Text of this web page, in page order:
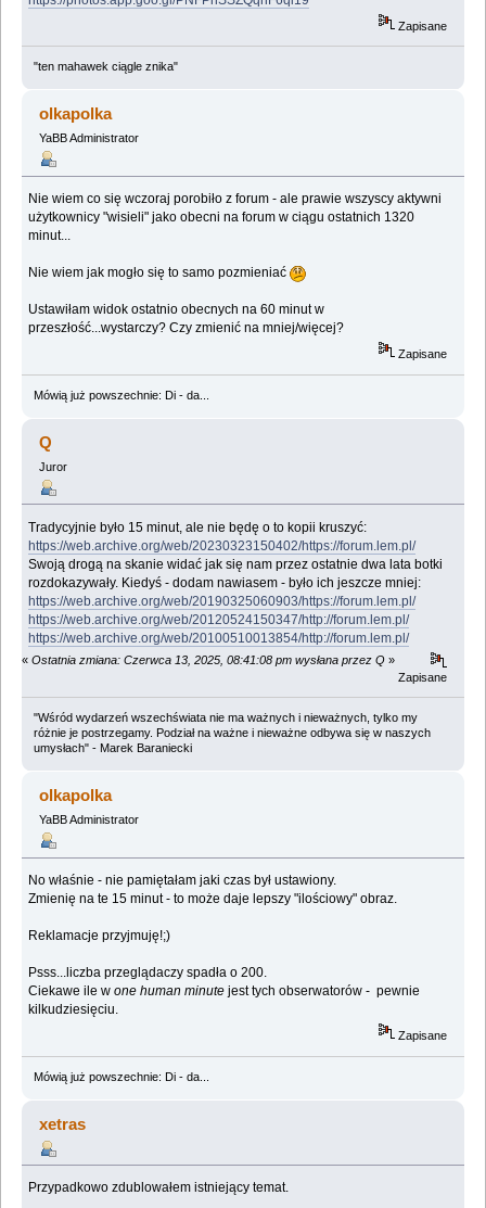
Zapisane
"ten mahawek ciągle znika"
olkapolka
YaBB Administrator
Nie wiem co się wczoraj porobiło z forum - ale prawie wszyscy aktywni
użytkownicy "wisieli" jako obecni na forum w ciągu ostatnich 1320
minut...
Nie wiem jak mogło się to samo pozmieniać
Ustawiłam widok ostatnio obecnych na 60 minut w
przeszłość...wystarczy? Czy zmienić na mniej/więcej?
Zapisane
Mówią już powszechnie: Di - da...
Q
Juror
Tradycyjnie było 15 minut, ale nie będę o to kopii kruszyć:
https://web.archive.org/web/20230323150402/https://forum.lem.pl/
Swoją drogą na skanie widać jak się nam przez ostatnie dwa lata botki
rozdokazywały. Kiedyś - dodam nawiasem - było ich jeszcze mniej:
https://web.archive.org/web/20190325060903/https://forum.lem.pl/
https://web.archive.org/web/20120524150347/http://forum.lem.pl/
https://web.archive.org/web/20100510013854/http://forum.lem.pl/
« Ostatnia zmiana: Czerwca 13, 2025, 08:41:08 pm wysłana przez Q »
Zapisane
"Wśród wydarzeń wszechświata nie ma ważnych i nieważnych, tylko my
różnie je postrzegamy. Podział na ważne i nieważne odbywa się w naszych
umysłach" - Marek Baraniecki
olkapolka
YaBB Administrator
No właśnie - nie pamiętałam jaki czas był ustawiony.
Zmienię na te 15 minut - to może daje lepszy "ilościowy" obraz.
Reklamacje przyjmuję!;)
Psss...liczba przeglądaczy spadła o 200.
Ciekawe ile wone human minute jest tych obserwatorów - pewnie
kilkudziesięciu.
Zapisane
Mówią już powszechnie: Di - da...
xetras
Przypadkowo zdublowałem istniejący temat.